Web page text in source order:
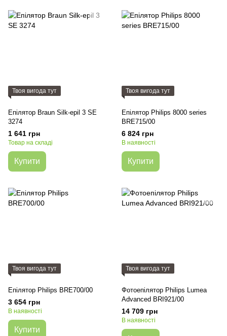
Твоя вигода тут
Епілятор Braun Silk-epil 3 SE
3274
1 641 грн
Товар на складі
Купити
Твоя вигода тут
Епілятор Philips 8000 series
BRE715/00
6 824 грн
В наявності
Купити
Твоя вигода тут
Епілятор Philips BRE700/00
3 654 грн
В наявності
Купити
Твоя вигода тут
Фотоепілятор Philips Lumea
Advanced BRI921/00
14 709 грн
В наявності